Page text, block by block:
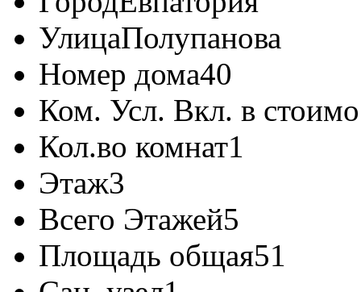
УлицаПолупанова
Номер дома40
Ком. Усл. Вкл. в
Кол.во комнат1
Этаж3
Всего Этажей5
Площадь общая51